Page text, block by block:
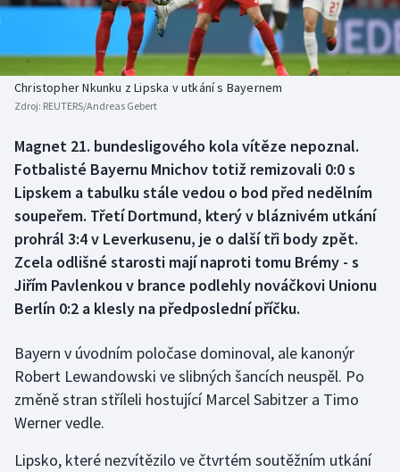
Basketbal
Biatlon
Boby a skeleton
Box
Curling
Dostihy
Florbal
Futsal
Golf
Gymnastika
Historické návraty
Aplikace ČT sport
AZ kvíz
Christopher Nkunku z Lipska v utkání s Bayernem
Zdroj: REUTERS/Andreas Gebert
Magnet 21. bundesligového kola vítěze nepoznal.
Fotbalisté Bayernu Mnichov totiž remizovali 0:0 s
Lipskem a tabulku stále vedou o bod před nedělním
soupeřem. Třetí Dortmund, který v bláznivém utkání
prohrál 3:4 v Leverkusenu, je o další tři body zpět.
Zcela odlišné starosti mají naproti tomu Brémy - s
Jiřím Pavlenkou v brance podlehly nováčkovi Unionu
Berlín 0:2 a klesly na předposlední příčku.
Bayern v úvodním poločase dominoval, ale kanonýr
Robert Lewandowski ve slibných šancích neuspěl. Po
změně stran stříleli hostující Marcel Sabitzer a Timo
Werner vedle.
Lipsko, které nezvítězilo ve čtvrtém soutěžním utkání